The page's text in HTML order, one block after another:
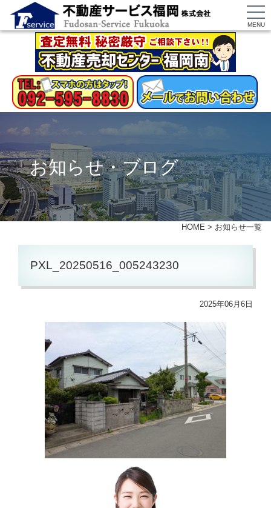
MENU
お知らせ・ブログ
HOME > お知らせ一覧
PXL_20250516_005243230
2025年06月6日